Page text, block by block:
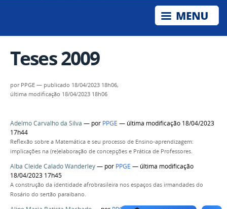
Teses 2009
por PPGE — publicado 18/04/2023 18h06,
última modificação 18/04/2023 18h06
Adelmo Carvalho da Silva — por PPGE — última modificação 18/04/2023
17h44
Reflexão sobre a Matemática e seu processo de Ensino-aprendizagem:
implicações na (re)elaboração de concepções e Prática de Professores.
Alba Cleide Calado Wanderley— por PPGE — última modificação
18/04/2023 17h45
A construção da identidade afrobrasileira nos espaços das irmandades do
Rosário do sertão paraibano.